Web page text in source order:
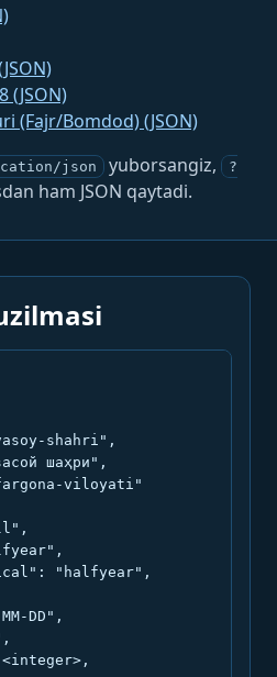
(JSON)
(Fajr/Bomdod) (JSON)
json yuborsangiz,
?
ham JSON qaytadi.
shahri",
шаҳри",
viloyati"
"halfyear",
DD",